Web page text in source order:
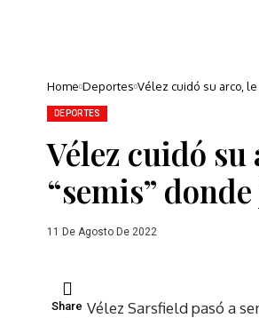
Home Deportes Vélez cuidó su arco,
DEPORTES
Vélez cuidó su
“semis”
11 De Agosto De 2022
Share Vélez Sarsfield pasó a